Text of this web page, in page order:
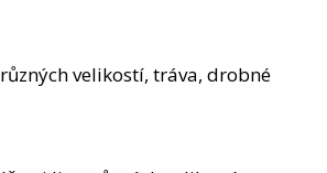
velikostí, tráva, drobné